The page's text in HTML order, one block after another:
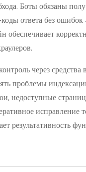
Боты обязаны
ответа без
обеспечивает
через средства
проблемы
недоступные
исправление
результативность